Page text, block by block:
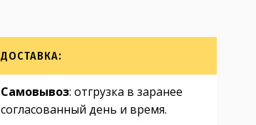
ДОСТАВКА:
Самовывоз: отгрузка в заранее
согласованный день и время.